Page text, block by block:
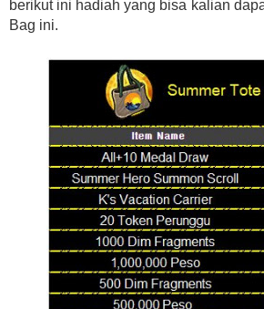
berikut ini hadiah yang bisa kalian
Bag ini.